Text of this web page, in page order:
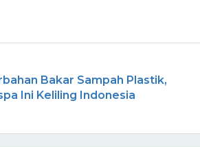
Bakar Sampah Plastik,
Ini Keliling Indonesia